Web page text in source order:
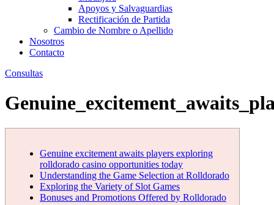
Apoyos y Salvaguardias
Rectificación de Partida
Cambio de Nombre o Apellido
Nosotros
Contacto
Consultas
Genuine excitement awaits players exploring
rolldorado casino opportunities today
Understanding the Game Selection at Rolldorado
Exploring the Variety of Slot Games
Bonuses and Promotions Offered by Rolldorado